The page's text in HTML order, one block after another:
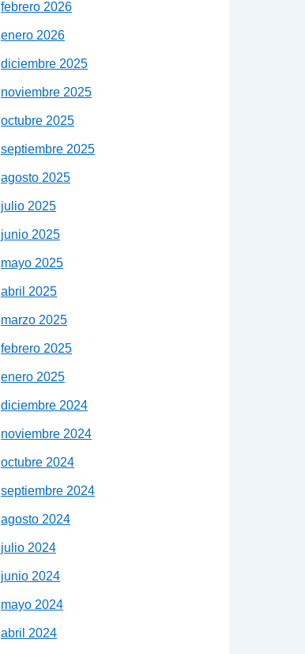
febrero 2026
enero 2026
diciembre 2025
noviembre 2025
octubre 2025
septiembre 2025
agosto 2025
julio 2025
junio 2025
mayo 2025
abril 2025
marzo 2025
febrero 2025
enero 2025
diciembre 2024
noviembre 2024
octubre 2024
septiembre 2024
agosto 2024
julio 2024
junio 2024
mayo 2024
abril 2024